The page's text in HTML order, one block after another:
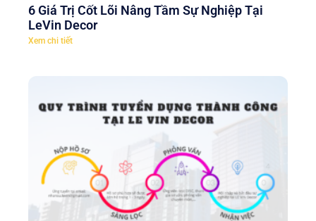
6 Giá Trị Cốt Lõi Nâng Tầm Sự Nghiệp Tại
LeVin Decor
Xem chi tiết